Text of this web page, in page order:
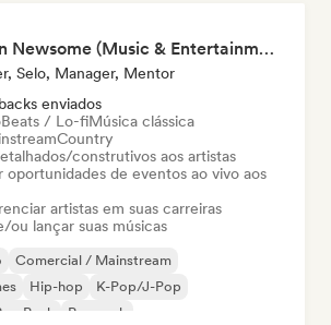
Justin Newsome (Music & Entertainment Executive | A&R, Artist Development & Partnerships | Applied AI & Systems Strategy)
Selo, Manager, Mentor
enviados
Beats / Lo-fiMúsica clássica
Country
construtivos aos artistas
de eventos ao vivo aos
artistas em suas carreiras
ou lançar suas músicas
Comercial / Mainstream
Hip-hop
K-Pop/J-Pop
Punk Pop rock